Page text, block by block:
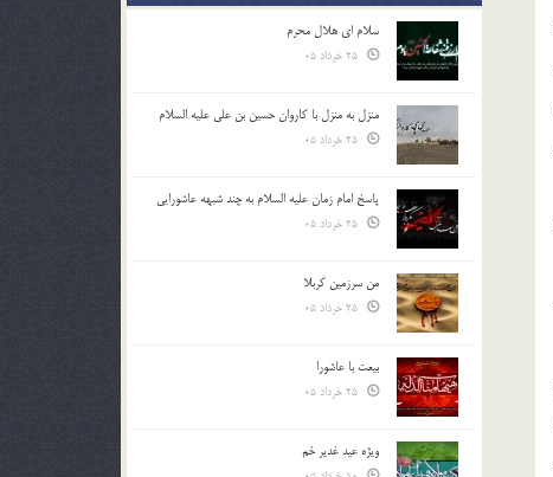
سلام ای هلال محرم
منزل به منزل با کاروان حسین بن علی علیه السلام
پاسخ امام زمان علیه السلام به چند شبهه عاشورایی
من سرزمین کربلا
بیعت با عاشورا
ویژه عید غدیر خم